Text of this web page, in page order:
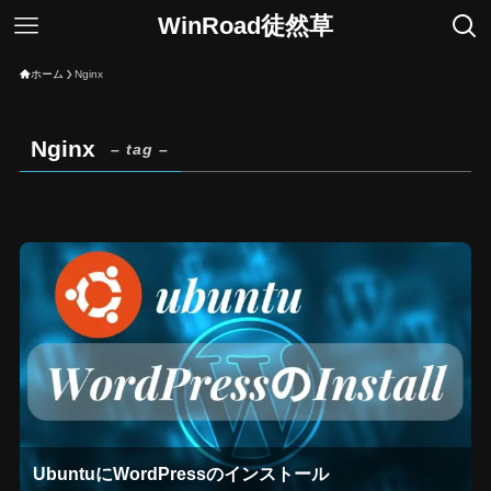
WinRoad徒然草
ホーム Nginx
Nginx – tag –
UbuntuにWordPressのインストール